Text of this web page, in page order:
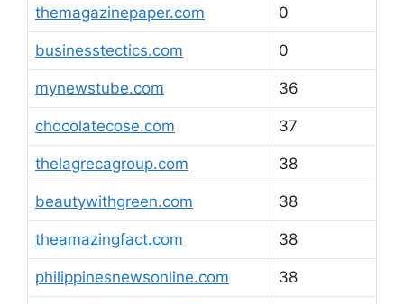
themagazinepaper.com 0
businesstectics.com 0
mynewstube.com 36
chocolatecose.com 37
thelagrecagroup.com 38
beautywithgreen.com 38
theamazingfact.com 38
philippinesnewsonline.com 38